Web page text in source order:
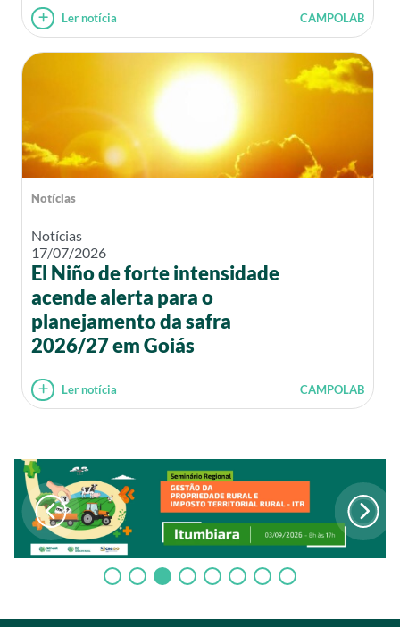
Ler notícia CAMPOLAB
Notícias
Notícias
17/07/2026
El Niño de forte intensidade
acende alerta para o
planejamento da safra
2026/27 em Goiás
Ler notícia CAMPOLAB